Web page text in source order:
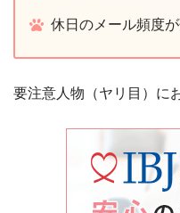
休日のメール頻度が
要注意人物（ヤリ目）に